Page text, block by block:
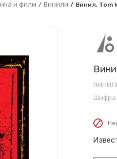
и филм Винили Винил, Tom
Шифра